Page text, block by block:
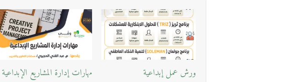
ورش عمل إبداعية مهارات إدارة المشاريع الإبداعية